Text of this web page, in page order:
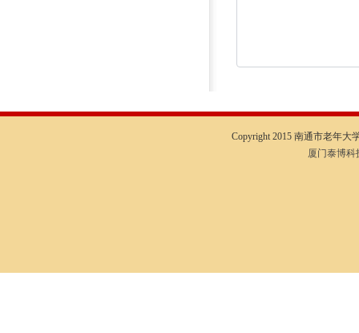
Copyright 2015 南通市老年大
厦门泰博